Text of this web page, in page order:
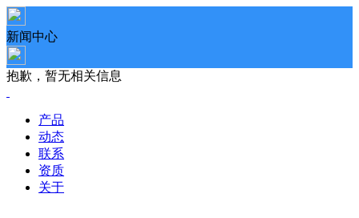
新闻中心
抱歉，暂无相关信息
产品
动态
联系
资质
关于